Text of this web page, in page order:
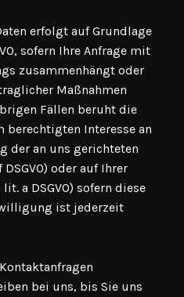
erfolgt auf Grundlage
sofern Ihre Anfrage mit
zusammenhängt oder
Maßnahmen
Fällen beruht die
berechtigten Interesse an
der an uns gerichteten
oder auf Ihrer
a DSGVO) sofern diese
ist jederzeit
bei uns, bis Sie uns